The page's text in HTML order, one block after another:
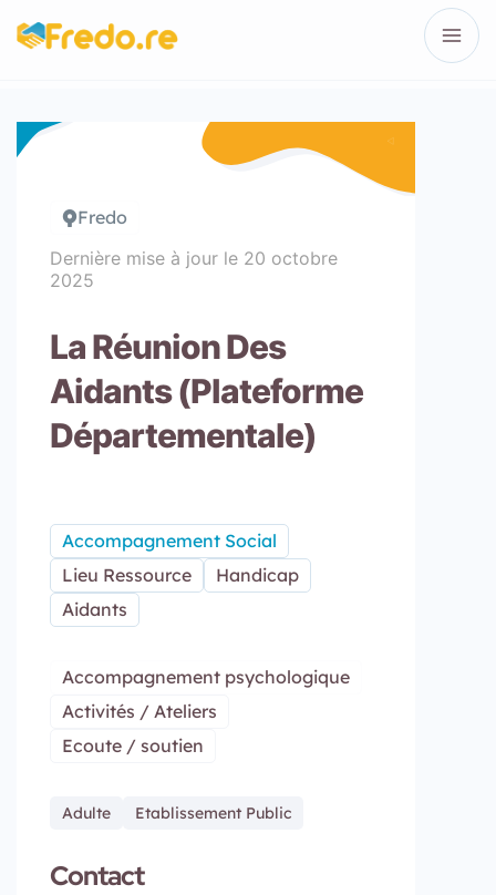
Fredo
Dernière mise à jour le 20 octobre
2025
La Réunion Des
Aidants (Plateforme
Départementale)
Accompagnement Social
Lieu Ressource
Handicap
Aidants
Accompagnement psychologique
Activités / Ateliers
Ecoute / soutien
Adulte Etablissement Public
Contact